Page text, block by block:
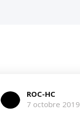
ROC-HC
7 octobre 2019